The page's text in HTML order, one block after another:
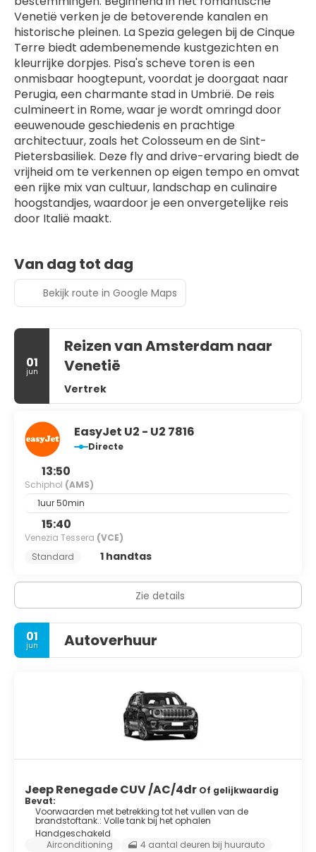
Venetië verken je de betoverende kanalen en
historische pleinen. La Spezia gelegen bij de Cinque
Terre biedt adembenemende kustgezichten en
kleurrijke dorpjes. Pisa's scheve toren is een
onmisbaar hoogtepunt, voordat je doorgaat naar
Perugia, een charmante stad in Umbrië. De reis
culmineert in Rome, waar je wordt omringd door
eeuwenoude geschiedenis en prachtige
architectuur, zoals het Colosseum en de Sint-
Pietersbasiliek. Deze fly and drive-ervaring biedt de
vrijheid om te verkennen op eigen tempo en omvat
een rijke mix van cultuur, landschap en culinaire
hoogstandjes, waardoor je een onvergetelijke reis
door Italië maakt.
Van dag tot dag
Bekijk route in Google Maps
01
jun
Reizen van Amsterdam naar
Venetië
Vertrek
EasyJet U2 - U2 7816
Directe
13:50
Schiphol (AMS)
1uur 50min
15:40
Venezia Tessera (VCE)
Standard
1 handtas
Zie details
01
jun Autoverhuur
Jeep Renegade CUV /AC/4dr Of gelijkwaardig
Bevat:
Voorwaarden met betrekking tot het vullen van de
brandstoftank.: Volle tank bij het ophalen
Handgeschakeld
Airconditioning
4 aantal deuren bij huurauto